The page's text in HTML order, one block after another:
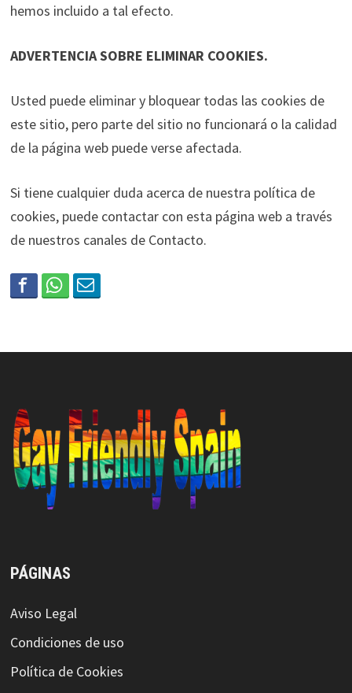
hemos incluido a tal efecto.
ADVERTENCIA SOBRE ELIMINAR COOKIES.
Usted puede eliminar y bloquear todas las cookies de
este sitio, pero parte del sitio no funcionará o la calidad
de la página web puede verse afectada.
Si tiene cualquier duda acerca de nuestra política de
cookies, puede contactar con esta página web a través
de nuestros canales de Contacto.
PÁGINAS
Aviso Legal
Condiciones de uso
Política de Cookies